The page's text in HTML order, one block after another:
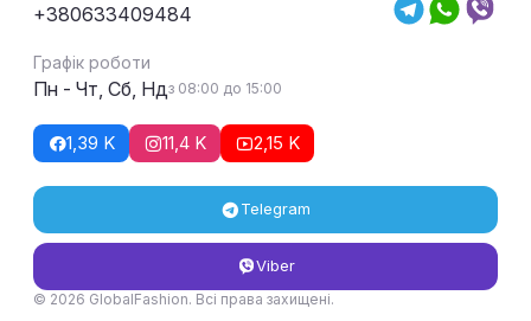
+380633409484
Графік роботи
Пн - Чт, Сб, Ндз 08:00 до 15:00
1,39 K 11,4 K 2,15 K
Telegram
Viber
© 2026 GlobalFashion. Всі права захищені.